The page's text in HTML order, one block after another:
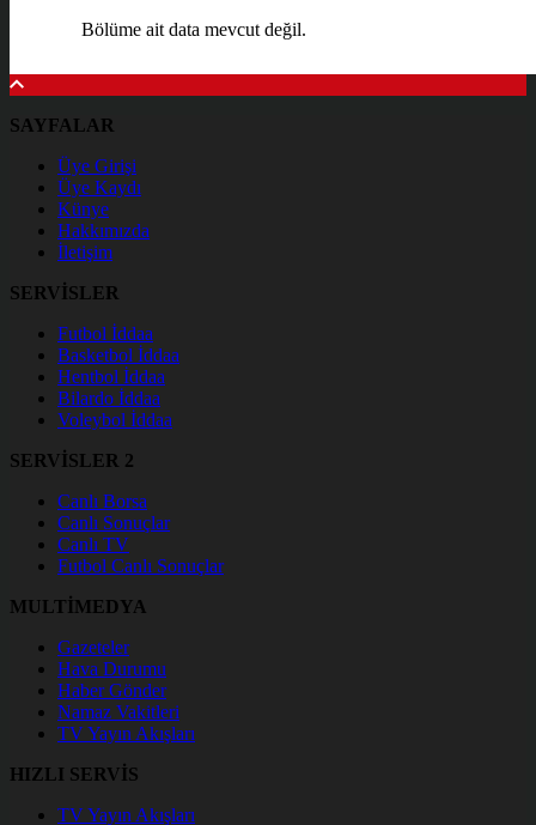
Bölüme ait data mevcut değil.
SAYFALAR
Üye Girişi
Üye Kaydı
Künye
Hakkımızda
İletişim
SERVİSLER
Futbol İddaa
Basketbol İddaa
Hentbol İddaa
Bilardo İddaa
Voleybol İddaa
SERVİSLER 2
Canlı Borsa
Canlı Sonuçlar
Canlı TV
Futbol Canlı Sonuçlar
MULTİMEDYA
Gazeteler
Hava Durumu
Haber Gönder
Namaz Vakitleri
TV Yayın Akışları
HIZLI SERVİS
TV Yayın Akışları